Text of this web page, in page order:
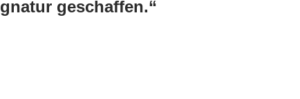
geschaffen.“